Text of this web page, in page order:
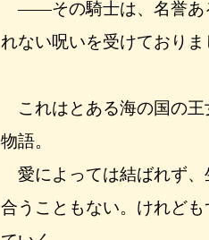
――その騎士は、名誉あ
れない呪いを受けておりま
これはとある海の国の王
物語。
愛によっては結ばれず、
合うこともない。けれど